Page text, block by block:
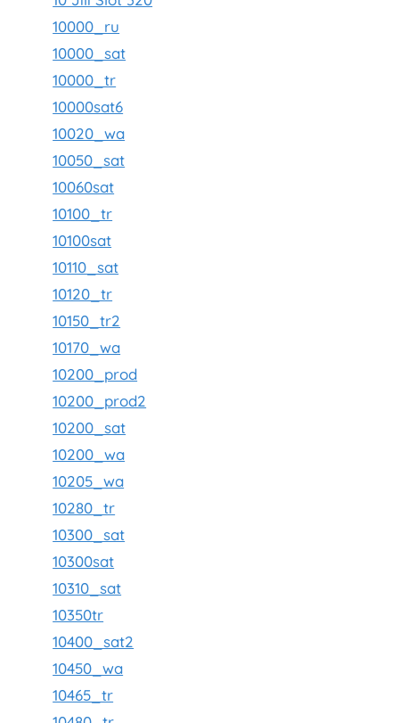
10000_ru
10000_sat
10000_tr
10000sat6
10020_wa
10050_sat
10060sat
10100_tr
10100sat
10110_sat
10120_tr
10150_tr2
10170_wa
10200_prod
10200_prod2
10200_sat
10200_wa
10205_wa
10280_tr
10300_sat
10300sat
10310_sat
10350tr
10400_sat2
10450_wa
10465_tr